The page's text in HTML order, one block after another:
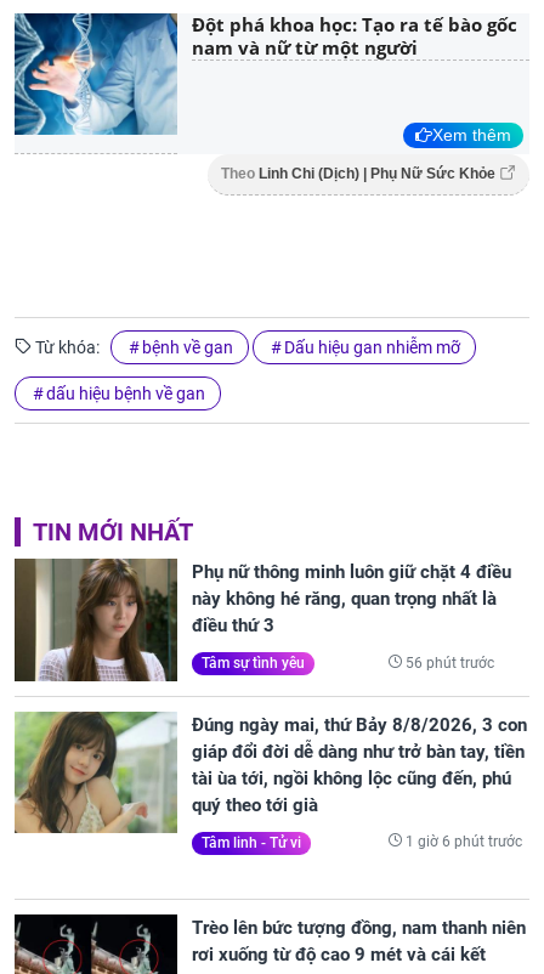
Đột phá khoa học: Tạo ra tế bào gốc
nam và nữ từ một người
Xem thêm
Theo Linh Chi (Dịch) | Phụ Nữ Sức Khỏe
Từ khóa: bệnh về gan Dấu hiệu gan nhiễm mỡ
dấu hiệu bệnh về gan
TIN MỚI NHẤT
Phụ nữ thông minh luôn giữ chặt 4 điều
này không hé răng, quan trọng nhất là
điều thứ 3
Tâm sự tình yêu 56 phút trước
Đúng ngày mai, thứ Bảy 8/8/2026, 3 con
giáp đổi đời dễ dàng như trở bàn tay, tiền
tài ùa tới, ngồi không lộc cũng đến, phú
quý theo tới già
Tâm linh - Tử vi 1 giờ 6 phút trước
Trèo lên bức tượng đồng, nam thanh niên
rơi xuống từ độ cao 9 mét và cái kết